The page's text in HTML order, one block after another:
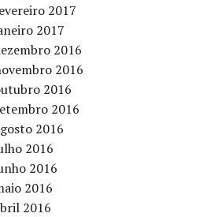
2017
2017
2016
2016
2016
2016
2016
2016
2016
2016
2016